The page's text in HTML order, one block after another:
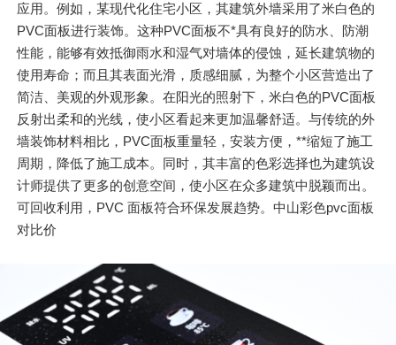
应用。例如，某现代化住宅小区，其建筑外墙采用了米白色的
PVC面板进行装饰。这种PVC面板不*具有良好的防水、防潮
性能，能够有效抵御雨水和湿气对墙体的侵蚀，延长建筑物的
使用寿命；而且其表面光滑，质感细腻，为整个小区营造出了
简洁、美观的外观形象。在阳光的照射下，米白色的PVC面板
反射出柔和的光线，使小区看起来更加温馨舒适。与传统的外
墙装饰材料相比，PVC面板重量轻，安装方便，**缩短了施工
周期，降低了施工成本。同时，其丰富的色彩选择也为建筑设
计师提供了更多的创意空间，使小区在众多建筑中脱颖而出。
可回收利用，PVC 面板符合环保发展趋势。中山彩色pvc面板
对比价